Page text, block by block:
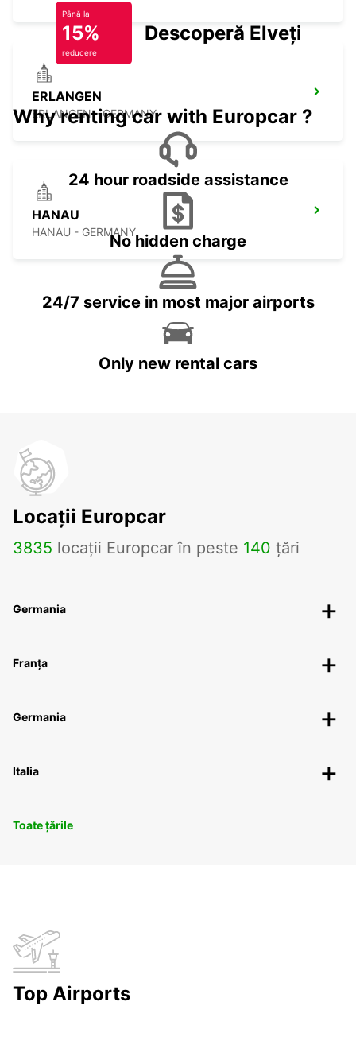
ERLANGEN
ERLANGEN - GERMANY
HANAU
HANAU - GERMANY
Până la
15%
reducere
Descoperă Elveția
Why renting car with Europcar ?
24 hour roadside assistance
No hidden charge
24/7 service in most major airports
Only new rental cars
Locații Europcar
3835 locații Europcar în peste 140 țări
Germania
Franța
Germania
Italia
Toate țările
Top Airports